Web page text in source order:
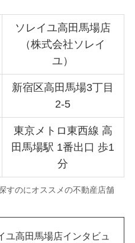
ソレイユ高田馬場店
（株式会社ソレイ
ユ）
新宿区高田馬場3丁目
2-5
東京メトロ東西線 高
田馬場駅 1番出口 歩1
分
すのにオススメの不動産店舗
ユ高田馬場店インタビュ